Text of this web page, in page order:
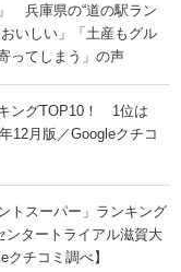
兵庫県の“道の駅ラン
いしい」「土産もグル
ってしまう」の声
ングTOP10！ 1位は
12月版／Googleクチコ
トスーパー」ランキング
タートライアル滋賀大
チコミ調べ】